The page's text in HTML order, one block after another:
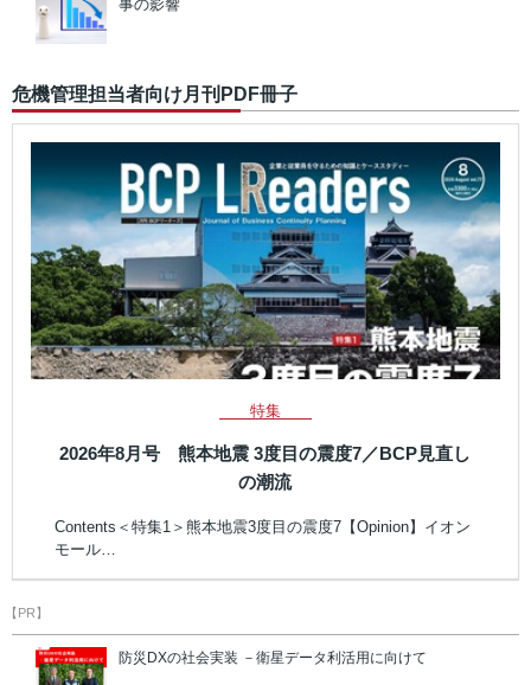
事の影響
危機管理担当者向け月刊PDF冊子
特集
2026年8月号 熊本地震 3度目の震度7／BCP見直し
の潮流
Contents＜特集1＞熊本地震3度目の震度7【Opinion】イオン
モール…
【PR】
防災DXの社会実装 －衛星データ利活用に向けて